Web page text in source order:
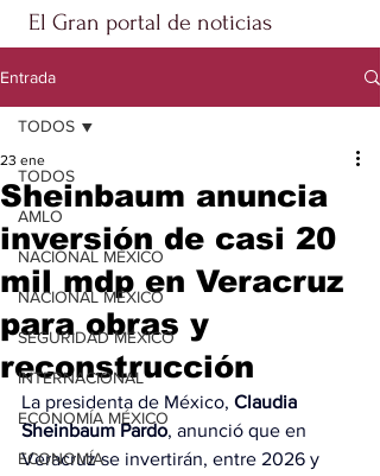
El Gran portal de noticias
Entrada
TODOS
AMLO
NACIONAL MÉXICO
NACIONAL MÉXICO
SEGURIDAD MÉXICO
INTERNACIONAL
ECONOMÍA MÉXICO
ECONOMÍA
TODOS
Sheinbaum anuncia
inversión de casi 20
mil mdp en Veracruz
para obras y
reconstrucción
23 ene
La presidenta de México, Claudia
Sheinbaum Pardo, anunció que en
Veracruz se invertirán, entre 2026 y